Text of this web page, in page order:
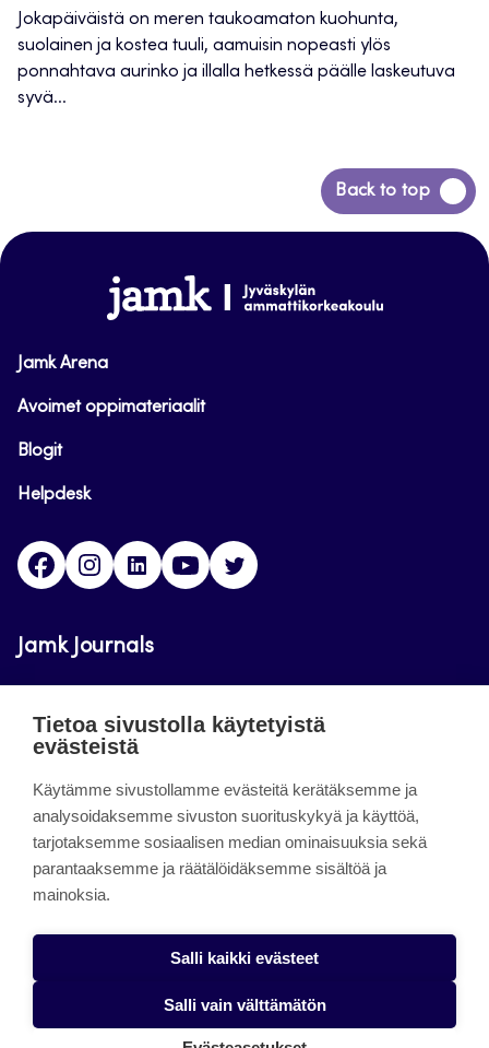
Jokapäiväistä on meren taukoamaton kuohunta,
suolainen ja kostea tuuli, aamuisin nopeasti ylös
ponnahtava aurinko ja illalla hetkessä päälle laskeutuva
syvä...
Back to top
Siirry
takaisin
www.jamk.fi
Jamk Arena
Avoimet oppimateriaalit
Blogit
Helpdesk
FacebookInstagram
LinkedInYoutube
Jamk Journals
luettavissa. Verkkolehtien tarkoituksena on tukea
innovaatiotoimintaa.
About the site
Jamkin verkkolehdet
Saavutettavuusseloste
Tietosuojaseloste
Tietoa sivustolla käytetyistä
evästeistä
Käytämme sivustollamme evästeitä kerätäksemme ja
analysoidaksemme sivuston suorituskykyä ja käyttöä,
tarjotaksemme sosiaalisen median ominaisuuksia sekä
parantaaksemme ja räätälöidäksemme sisältöä ja
mainoksia.
Salli kaikki evästeet
Salli vain välttämätön